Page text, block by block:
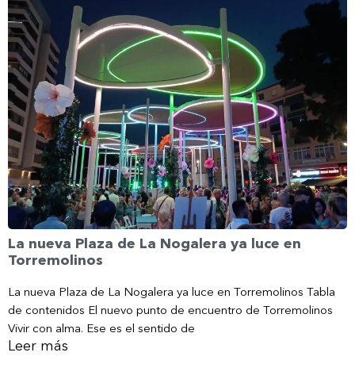
La nueva Plaza de La Nogalera ya luce en
Torremolinos
La nueva Plaza de La Nogalera ya luce en Torremolinos Tabla
de contenidos El nuevo punto de encuentro de Torremolinos
Vivir con alma. Ese es el sentido de
Leer más